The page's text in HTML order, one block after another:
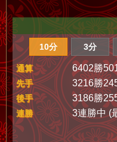
10分 3分
通算 6402勝
先手 3216勝
後手 3186勝
連勝 3連勝中 (